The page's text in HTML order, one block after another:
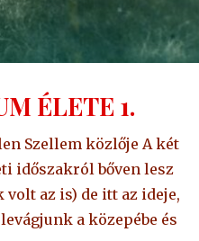
ÉLETE 1.
Szellem közlője A két
időszakról bőven lesz
volt az is) de itt az ideje,
a közepébe és